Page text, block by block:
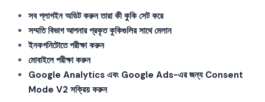
সব প্লাগইন অডিট করুন তারা কী কুকি সেট করে
সম্মতি বিভাগ আপনার প্রকৃত কুকিগুলির সাথে মেলান
ইনকগনিটোতে পরীক্ষা করুন
মোবাইলে পরীক্ষা করুন
Google Analytics এবং Google Ads-এর জন্য Consent
Mode V2 সক্রিয় করুন